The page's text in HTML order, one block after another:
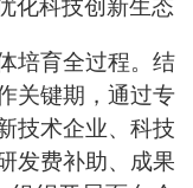
化科技创新生态
培育全过程。结
关键期，通过专
技术企业、科技
发费补助、成果